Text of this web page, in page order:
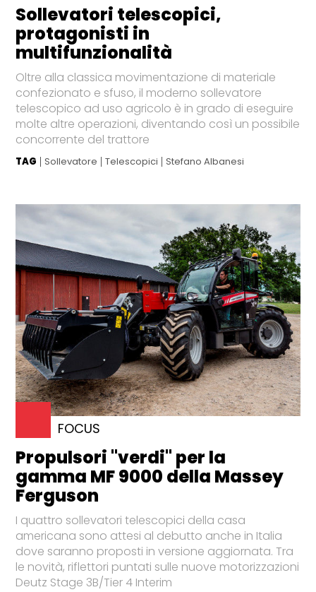
Sollevatori telescopici,
protagonisti in
multifunzionalità
Oltre alla classica movimentazione di materiale
confezionato e sfuso, il moderno sollevatore
telescopico ad uso agricolo è in grado di eseguire
molte altre operazioni, diventando così un possibile
concorrente del trattore
TAG Sollevatore Telescopici Stefano Albanesi
FOCUS
Propulsori "verdi" per la
gamma MF 9000 della Massey
Ferguson
I quattro sollevatori telescopici della casa
americana sono attesi al debutto anche in Italia
dove saranno proposti in versione aggiornata. Tra
le novità, riflettori puntati sulle nuove motorizzazioni
Deutz Stage 3B/Tier 4 Interim